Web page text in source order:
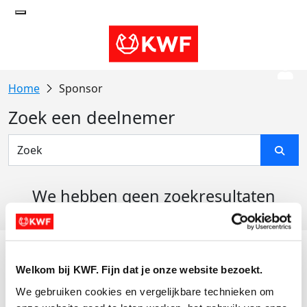
Welkom bij KWF. Fijn dat je onze website bezoekt.
We gebruiken cookies en vergelijkbare technieken om
Sponsor
Zoek een deelnemer
We hebben geen zoekresultaten
Actiematerialen
Evenementen